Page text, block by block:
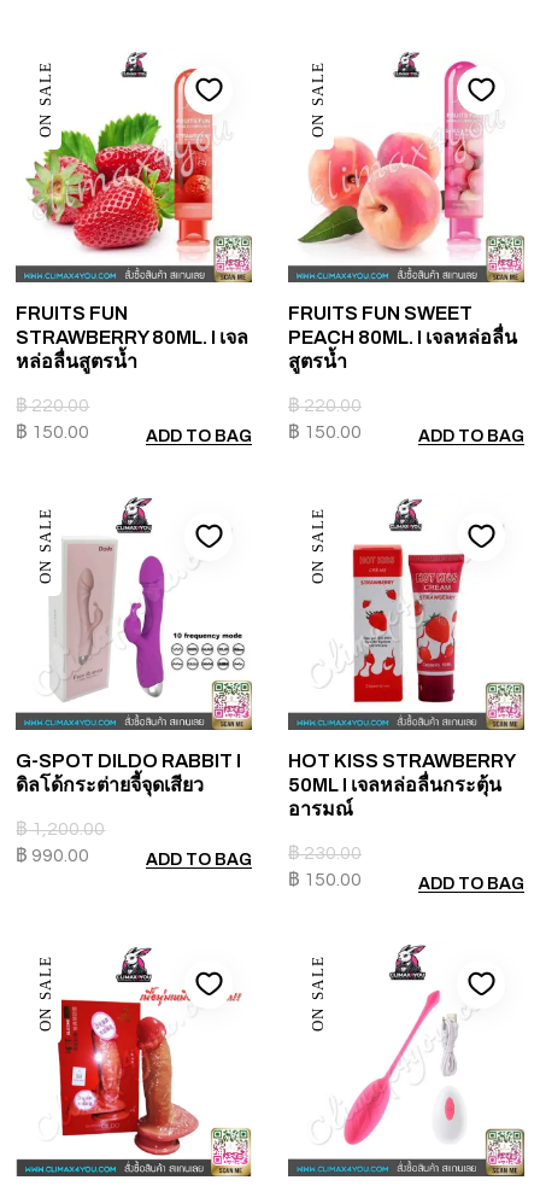
ON SALE
FRUITS FUN
STRAWBERRY 80ML. I เจล
หล่อลื่นสูตรน้ำ
฿220.00
฿ 150.00 ADD TO BAG
ON SALE
FRUITS FUN SWEET
PEACH 80ML. I เจลหล่อลื่น
สูตรน้ำ
฿220.00
฿ 150.00 ADD TO BAG
ON SALE
G-SPOT DILDO RABBIT I
ดิลโด้กระต่ายจี้จุดเสียว
฿1,200.00
฿ 990.00 ADD TO BAG
ON SALE
HOT KISS STRAWBERRY
50ML I เจลหล่อลื่นกระตุ้น
อารมณ์
฿230.00
฿ 150.00 ADD TO BAG
ON SALE ON SALE